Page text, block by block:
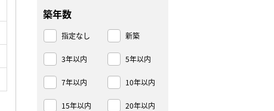
築年数
指定なし 新築
3年以内 5年以内
7年以内 10年以内
15年以内 20年以内